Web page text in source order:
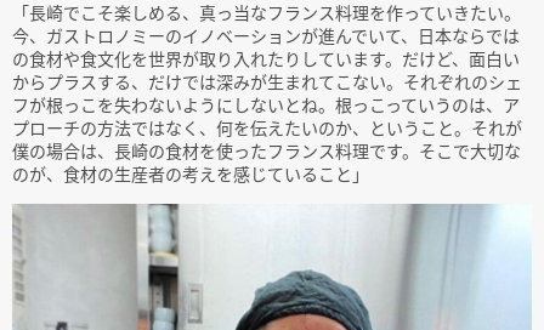
「長崎でこそ楽しめる、真っ当なフランス料理を作っていきたい。
今、ガストロノミーのイノベーションが進んでいて、日本ならでは
の食材や食文化を世界が取り入れたりしています。だけど、面白い
からプラスする、だけでは深みが生まれてこない。それぞれのシェ
フが根っこを失わないようにしないとね。根っこっていうのは、ア
プローチの方法ではなく、何を伝えたいのか、ということ。それが
僕の場合は、長崎の食材を使ったフランス料理です。そこで大切な
のが、食材の生産者の考えを感じていること」